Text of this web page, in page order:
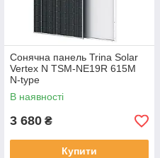
Сонячна панель Trina Solar
Vertex N TSM-NE19R 615M
N-type
В наявності
3 680 ₴
Купити